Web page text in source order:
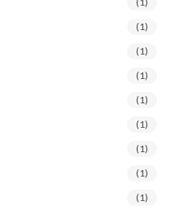
(1)
(1)
(1)
(1)
(1)
(1)
(1)
(1)